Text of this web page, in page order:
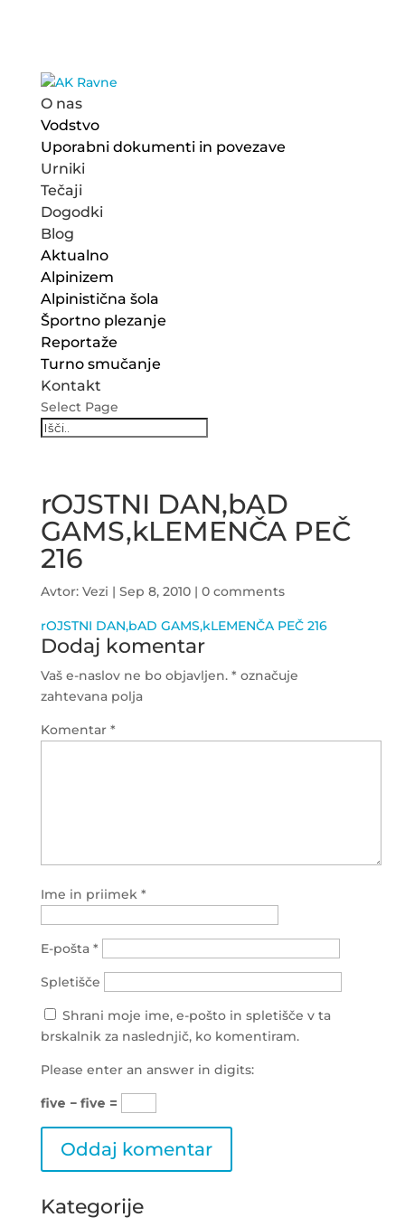
O nas
Vodstvo
Uporabni dokumenti in povezave
Urniki
Tečaji
Dogodki
Blog
Aktualno
Alpinizem
Alpinistična šola
Športno plezanje
Reportaže
Turno smučanje
Kontakt
Select Page
rOJSTNI DAN,bAD
GAMS,kLEMENČA PEČ
216
Avtor: Vezi | Sep 8, 2010| 0 comments
rOJSTNI DAN,bAD GAMS,kLEMENČA PEČ 216
Dodaj komentar
Vaš e-naslov ne bo objavljen. * označuje
zahtevana polja
Komentar *
Ime in priimek *
E-pošta *
Spletišče
Shrani moje ime, e-pošto in spletišče v ta
brskalnik za naslednjič, ko komentiram.
Please enter an answer in digits:
five − five =
Kategorije